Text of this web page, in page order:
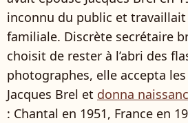
inconnu du public et
familiale. Discrète secrétaire
choisit de rester à l’abri des
photographes, elle accepta
Jacques Brel et donna
: Chantal en 1951, France en